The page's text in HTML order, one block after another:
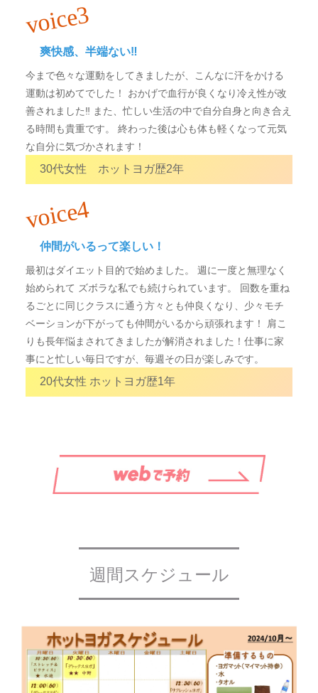
voice3
爽快感、半端ない‼︎
今まで色々な運動をしてきましたが、こんなに汗をかける
運動は初めてでした！ おかげで血行が良くなり冷え性が改
善されました‼ また、忙しい生活の中で自分自身と向き合え
る時間も貴重です。 終わった後は心も体も軽くなって元気
な自分に気づかされます！
30代女性 ホットヨガ歴2年
voice4
仲間がいるって楽しい！
最初はダイエット目的で始めました。 週に一度と無理なく
始められて ズボラな私でも続けられています。 回数を重ね
るごとに同じクラスに通う方々とも仲良くなり、少々モチ
ベーションが下がっても仲間がいるから頑張れます！ 肩こ
りも長年悩まされてきましたが解消されました！仕事に家
事にと忙しい毎日ですが、毎週その日が楽しみです。
20代女性 ホットヨガ歴1年
週間スケジュール